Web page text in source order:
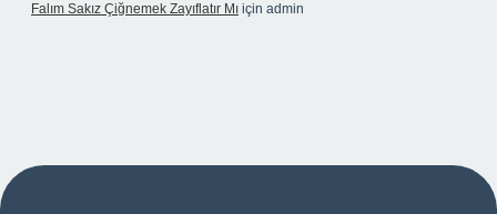
Falım Sakız Çiğnemek Zayıflatır Mı için admin